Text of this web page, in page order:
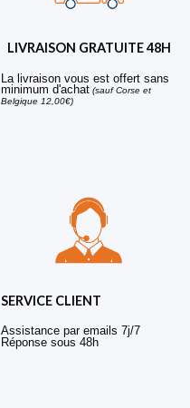
LIVRAISON GRATUITE 48H
La livraison vous est offert sans
minimum d'achat (sauf Corse et
Belgique 12,00€)
SERVICE CLIENT
Assistance par emails 7j/7
Réponse sous 48h